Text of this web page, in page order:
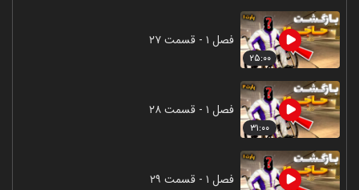
۲۵:۰۰
فصل ۱ - قسمت ۲۷
۳۱:۰۰
فصل ۱ - قسمت ۲۸
فصل ۱ - قسمت ۲۹